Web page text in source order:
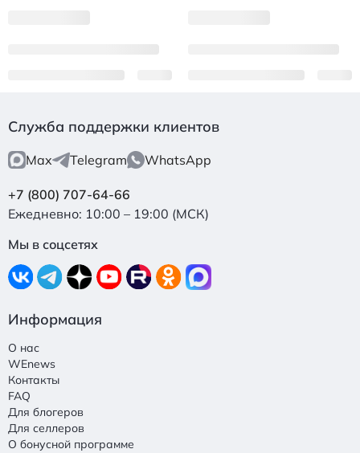
Служба поддержки клиентов
Max Telegram WhatsApp
+7 (800) 707-64-66
Ежедневно: 10:00 – 19:00 (МСК)
Мы в соцсетях
Информация
О нас
WEnews
Контакты
FAQ
Для блогеров
Для селлеров
О бонусной программе